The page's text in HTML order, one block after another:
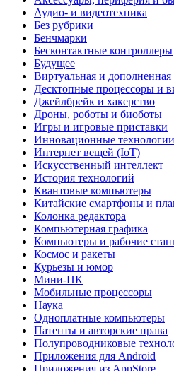
Аудио- и видеотехника
Без рубрики
Бенчмарки
Бесконтактные контроллеры
Будущее
Виртуальная и дополненная
Десктопные процессоры и
Джейлбрейк и хакерство
Дроны, роботы и биоботы
Игры и игровые приставки
Инновационные технологии
Интернет вещей (IoT)
Искусственный интеллект
История технологий
Квантовые компьютеры
Китайские смартфоны и
Колонка редактора
Компьютерная графика
Компьютеры и рабочие
Космос и ракеты
Курьезы и юмор
Мини-ПК
Мобильные процессоры
Наука
Одноплатные компьютеры
Патенты и авторские права
Полупроводниковые
Приложения для Android